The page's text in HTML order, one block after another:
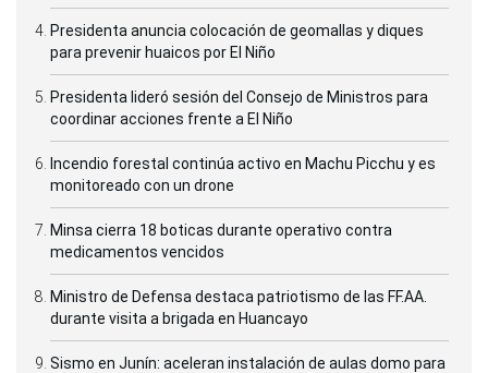
Presidenta anuncia colocación de geomallas y diques
para prevenir huaicos por El Niño
Presidenta lideró sesión del Consejo de Ministros para
coordinar acciones frente a El Niño
Incendio forestal continúa activo en Machu Picchu y es
monitoreado con un drone
Minsa cierra 18 boticas durante operativo contra
medicamentos vencidos
Ministro de Defensa destaca patriotismo de las FF.AA.
durante visita a brigada en Huancayo
Sismo en Junín: aceleran instalación de aulas domo para